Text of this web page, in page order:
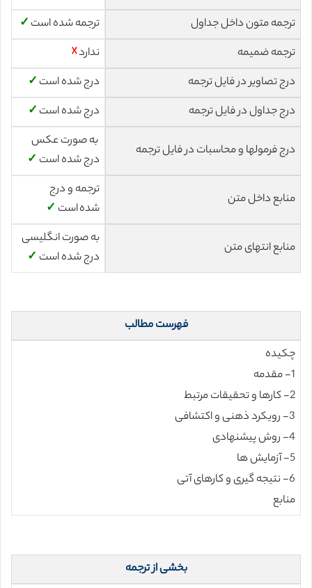
ترجمه متون داخل جداول
ترجمه شده است ✓
ترجمه ضمیمه
ندارد☓
درج تصاویر در فایل ترجمه
درج شده است ✓
درج جداول در فایل ترجمه
درج شده است ✓
درج فرمولها و محاسبات در فایل ترجمه
به صورت عکس
درج شده است ✓
منابع داخل متن
ترجمه و درج
شده است ✓
منابع انتهای متن
به صورت انگلیسی
درج شده است ✓
فهرست مطالب
چکیده
1- مقدمه
2- کارها و تحقیقات مرتبط
3- رویکرد ذهنی و اکتشافی
4- روش پیشنهادی
5- آزمایش ها
6- نتیجه گیری و کارهای آتی
منابع
بخشی از ترجمه